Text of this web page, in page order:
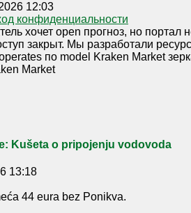
12:03
конфиденциальности
хочет open прогноз, но портал
закрыт. Мы разработали
по model Kraken Market
Market
Kušeta o pripojenju vodovoda
13:18
44 eura bez Ponikva.